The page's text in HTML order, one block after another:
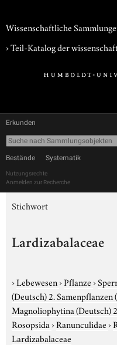
Wissenschaftliche
› Teil-Katalog der
Erkunden
Bestände Systematik
Nutzungsrechte
Anmelden zur Recherche
Stichwort
Lardizabalaceae
›Lebewesen›Pflanze›
(Deutsch) 2. Samenpflanzen
Magnoliophytina (Deutsch)
Rosopsida›Ranunculidae›
Lardizabalaceae